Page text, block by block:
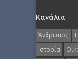
Κανάλια
Άνθρωπος
Ιστορία